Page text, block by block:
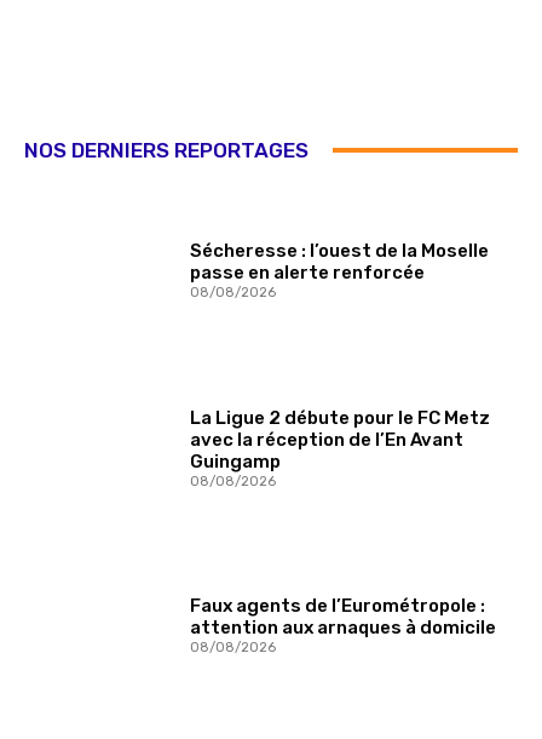
NOS DERNIERS REPORTAGES
Sécheresse : l’ouest de la Moselle
passe en alerte renforcée
08/08/2026
La Ligue 2 débute pour le FC Metz
avec la réception de l’En Avant
Guingamp
08/08/2026
Faux agents de l’Eurométropole :
attention aux arnaques à domicile
08/08/2026